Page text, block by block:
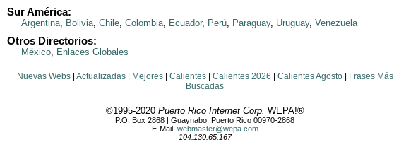
Sur América:
Argentina, Bolivia, Chile, Colombia, Ecuador, Perú, Paraguay, Uruguay, Venezuela
Otros Directorios:
México, Enlaces Globales
Nuevas Webs| Actualizadas| Mejores| Calientes| Calientes 2026 Calientes Agosto|
Frases Más
Buscadas
©1995-2020 Puerto Rico Internet Corp. WEPA!®
P.O. Box 2868 | Guaynabo, Puerto Rico 00970-2868
E-Mail: webmaster@wepa.com
104.130.65.167